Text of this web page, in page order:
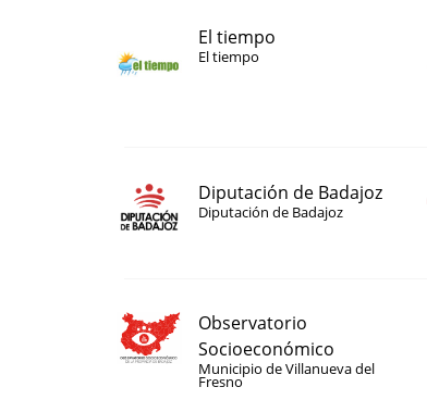
El tiempo
El tiempo
Diputación de Badajoz
Diputación de Badajoz
Observatorio
Socioeconómico
Municipio de Villanueva del
Fresno